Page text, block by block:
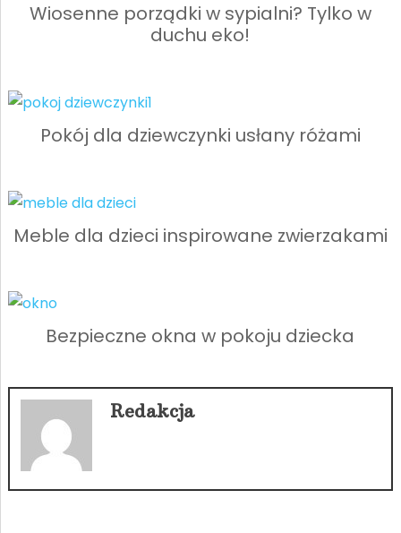
Wiosenne porządki w sypialni? Tylko w
duchu eko!
Pokój dla dziewczynki usłany różami
Meble dla dzieci inspirowane zwierzakami
Bezpieczne okna w pokoju dziecka
Redakcja